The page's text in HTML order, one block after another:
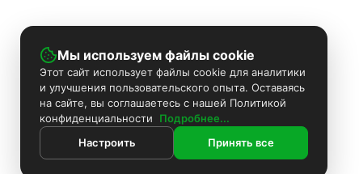
Мы используем файлы cookie
Этот сайт использует файлы cookie для аналитики
и улучшения пользовательского опыта. Оставаясь
на сайте, вы соглашаетесь с нашей Политикой
конфиденциальности
Подробнее...
Настроить
Принять все